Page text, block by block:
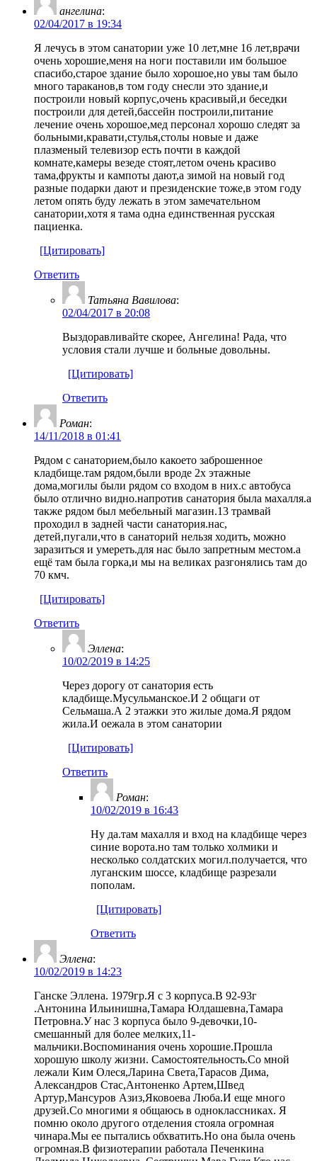
ангелина:
02/04/2017 в 19:34
Я лечусь в этом санатории уже 10 лет,мне 16 лет,врачи
очень хорошие,меня на ноги поставили им большое
спасибо,старое здание было хорошое,но увы там было
много тараканов,в том году снесли это здание,и
построили новый корпус,очень красивый,и беседки
построили для детей,бассейн построили,питание
лечение очень хорошое,мед персонал хорошо следят за
больными,кравати,стулья,столы новые и даже
плазменый телевизор есть почти в каждой
комнате,камеры везеде стоят,летом очень красиво
тама,фрукты и кампоты дают,а зимой на новый год
разные подарки дают и президенские тоже,в этом году
летом опять буду лежать в этом замечательном
санатории,хотя я тама одна единственная русская
пациенка.
[Цитировать]
Ответить
Татьяна Вавилова:
02/04/2017 в 20:08
Выздоравливайте скорее, Ангелина! Рада, что
условия стали лучше и больные довольны.
[Цитировать]
Ответить
Роман:
14/11/2018 в 01:41
Рядом с санаторием,было какоето заброшенное
кладбище.там рядом,были вроде 2х этажные
дома,могилы были рядом со входом в них.с автобуса
было отлично видно.напротив санатория была махалля.а
также рядом был мебельный магазин.13 трамвай
проходил в задней части санатория.нас,
детей,пугали,что в санаторий нельзя ходить, можно
заразиться и умереть.для нас было запретным местом.а
ещё там была горка,и мы на великах разгонялись там до
70 кмч.
[Цитировать]
Ответить
Эллена:
10/02/2019 в 14:25
Через дорогу от санатория есть
кладбище.Мусульманское.И 2 общаги от
Сельмаша.А 2 этажки это жилые дома.Я рядом
жила.И оежала в этом санатории
[Цитировать]
Ответить
Роман:
10/02/2019 в 16:43
Ну да.там махалля и вход на кладбище через
синие ворота.но там только холмики и
несколько солдатских могил.получается, что
луганским шоссе, кладбище разрезали
пополам.
[Цитировать]
Ответить
Эллена:
10/02/2019 в 14:23
Ганске Эллена. 1979гр.Я с 3 корпуса.В 92-93г
.Антонина Ильинишна,Тамара Юлдашевна,Тамара
Петровна.У нас 3 корпуса было 9-девочки,10-
смешанный для более мелких,11-
мальчики.Воспоминания очень хорошие.Прошла
хорошую школу жизни. Самостоятельность.Со мной
лежали Ким Олеся,Ларина Света,Тарасов Дима,
Александров Стас,Антоненко Артем,Швед
Артур,Мансуров Азиз,Яковоева Люба.И еще много
друзей.Со многими я общаюсь в одноклассниках. Я
помню около другого отделения стояла огромная
чинара.Мы ее пытались обхватить.Но она была очень
огромная.В физиотерапии работала Печенкина